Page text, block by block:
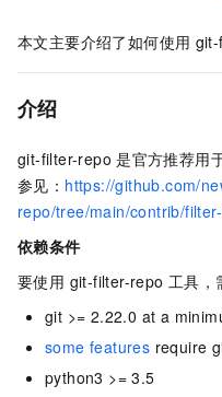
本文主要介绍了如何使用
介绍
git-filter-repo 是官方推荐用
参见： https://github.com/
repo/tree/main/contrib/
依赖条件
要使用 git-filter-repo 工具，
git >= 2.22.0 at a
some features require
python3 >= 3.5